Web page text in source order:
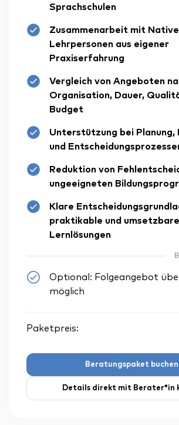
Sprachschulen
Zusammenarbeit mit
Lehrpersonen aus eigener
Praxiserfahrung
Vergleich von Angeboten
Organisation, Dauer,
Budget
Unterstützung bei Planung,
und
Reduktion von
ungeeigneten
Klare
praktikable und umsetzbare
Lernlösungen
Optional: Folgeangebot
möglich
Paketpreis:
Beratungspaket buchen
Details direkt mit Berater*in